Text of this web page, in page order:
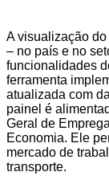
A visualização
– no país e no
funcionalidades
ferramenta
atualizada com
painel é
Geral de
Economia. Ele
mercado de
transporte.